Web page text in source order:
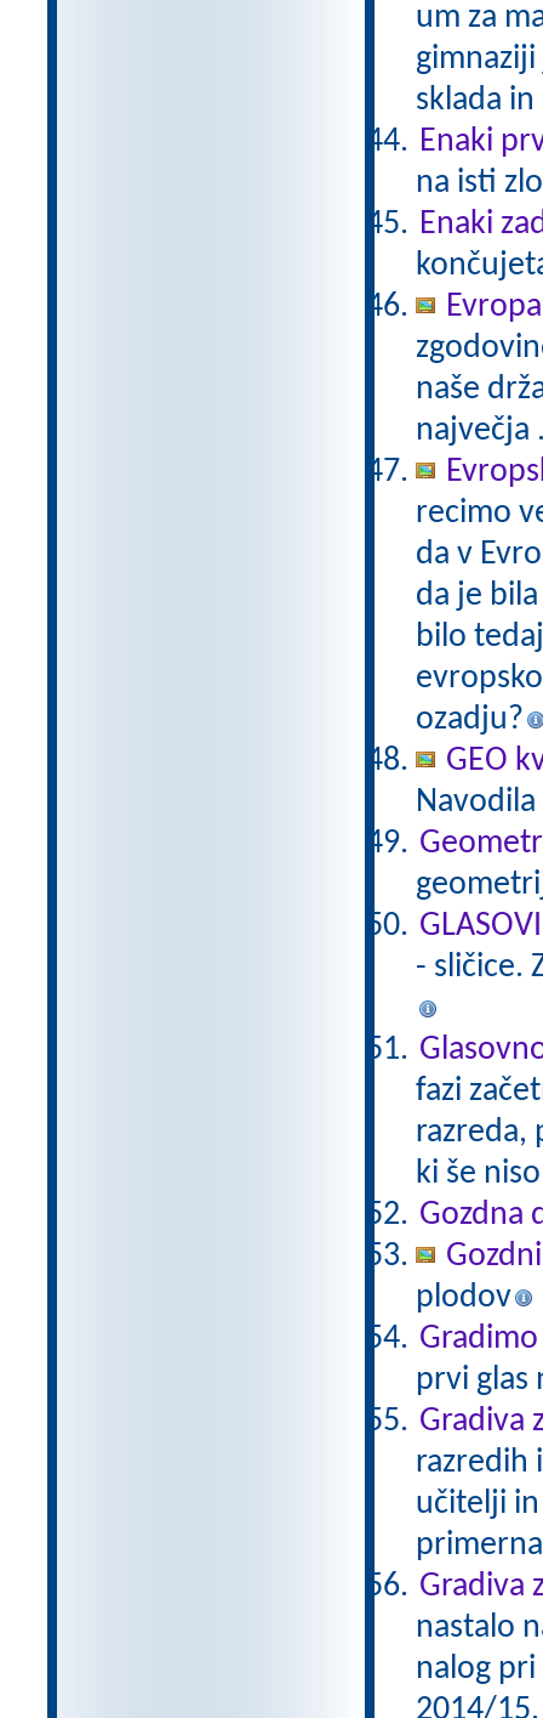
um za
sklada
Enaki
na isti
Enaki
naše
največja
recimo
da v
da je
bilo
ozadju?
GEO
- sličice.
fazi
razreda,
ki še
Gozdna
plodov
prvi glas
Gradiva
razredih
učitelji
Gradiva
nastalo
nalog
2014/